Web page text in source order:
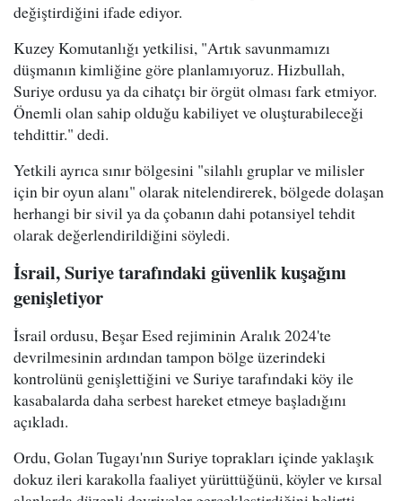
değiştirdiğini ifade ediyor.
Kuzey Komutanlığı yetkilisi, "Artık savunmamızı
düşmanın kimliğine göre planlamıyoruz. Hizbullah,
Suriye ordusu ya da cihatçı bir örgüt olması fark etmiyor.
Önemli olan sahip olduğu kabiliyet ve oluşturabileceği
tehdittir." dedi.
Yetkili ayrıca sınır bölgesini "silahlı gruplar ve milisler
için bir oyun alanı" olarak nitelendirerek, bölgede dolaşan
herhangi bir sivil ya da çobanın dahi potansiyel tehdit
olarak değerlendirildiğini söyledi.
İsrail, Suriye tarafındaki güvenlik kuşağını
genişletiyor
İsrail ordusu, Beşar Esed rejiminin Aralık 2024'te
devrilmesinin ardından tampon bölge üzerindeki
kontrolünü genişlettiğini ve Suriye tarafındaki köy ile
kasabalarda daha serbest hareket etmeye başladığını
açıkladı.
Ordu, Golan Tugayı'nın Suriye toprakları içinde yaklaşık
dokuz ileri karakolla faaliyet yürüttüğünü, köyler ve kırsal